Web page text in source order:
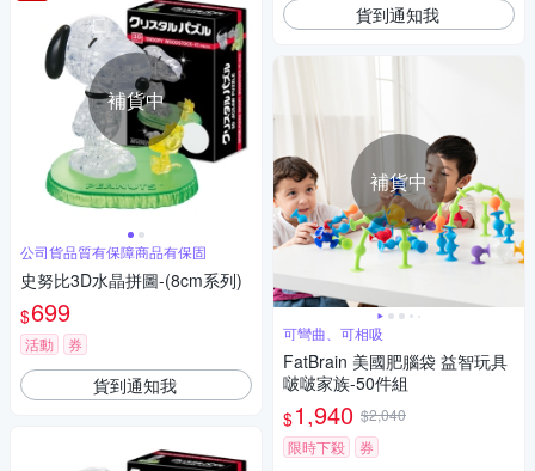
補貨中
公司貨品質有保障商品有保固
史努比3D水晶拼圖-(8cm系列)
$699
活動 券
貨到通知我
貨到通知我
補貨中
可彎曲、可相吸
FatBrain 美國肥腦袋 益智玩具
啵啵家族-50件組
$1,940 $2,040
限時下殺
券